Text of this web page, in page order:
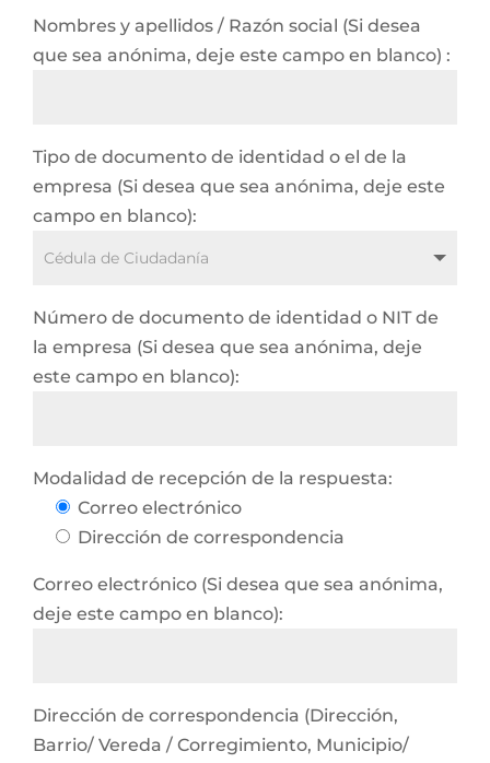
Nombres y apellidos / Razón social (Si desea
que sea anónima, deje este campo en blanco) :
Tipo de documento de identidad o el de la
empresa (Si desea que sea anónima, deje este
campo en blanco):
Número de documento de identidad o NIT de
la empresa (Si desea que sea anónima, deje
este campo en blanco):
Modalidad de recepción de la respuesta:
Correo electrónico
Dirección de correspondencia
Correo electrónico (Si desea que sea anónima,
deje este campo en blanco):
Dirección de correspondencia (Dirección,
Barrio/ Vereda / Corregimiento, Municipio/